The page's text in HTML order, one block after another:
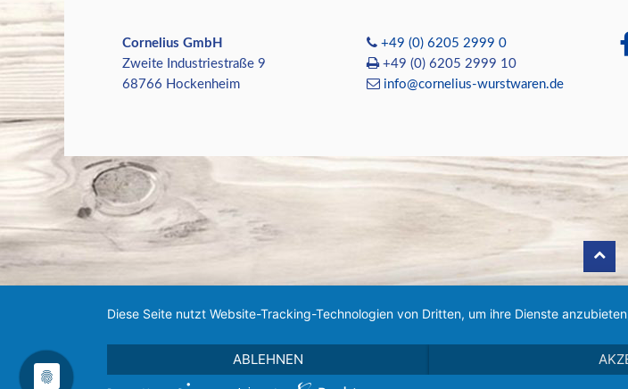
Cornelius GmbH
Zweite Industriestraße 9
68766 Hockenheim
+49 (0) 6205 2999 0
+49 (0) 6205 2999 10
info@cornelius-wurstwaren.de
Diese Seite nutzt Website-Tracking-Technologien von Dritten, um ihre Dienste
ABLEHNEN